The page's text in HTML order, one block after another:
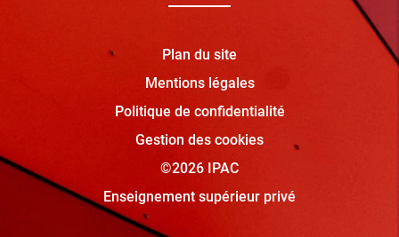
Plan du site
Mentions légales
Politique de confidentialité
Gestion des cookies
©2026 IPAC
Enseignement supérieur privé